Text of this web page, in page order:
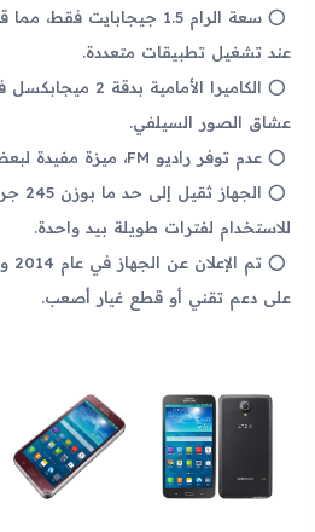
سعة الرام 1.5 جيجابايت
عند تشغيل تطبيقات متعددة.
الكاميرا
عشاق الصور السيلفي.
عدم توفر راديو FM، ميزة مفيدة لبعض المستخدمين.
للاستخدام لفترات طويلة بيد واحدة.
على دعم تقني أو قطع غيار أصعب.